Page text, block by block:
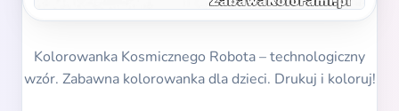
Kolorowanka Kosmicznego Robota – technologiczny
wzór. Zabawna kolorowanka dla dzieci. Drukuj i koloruj!